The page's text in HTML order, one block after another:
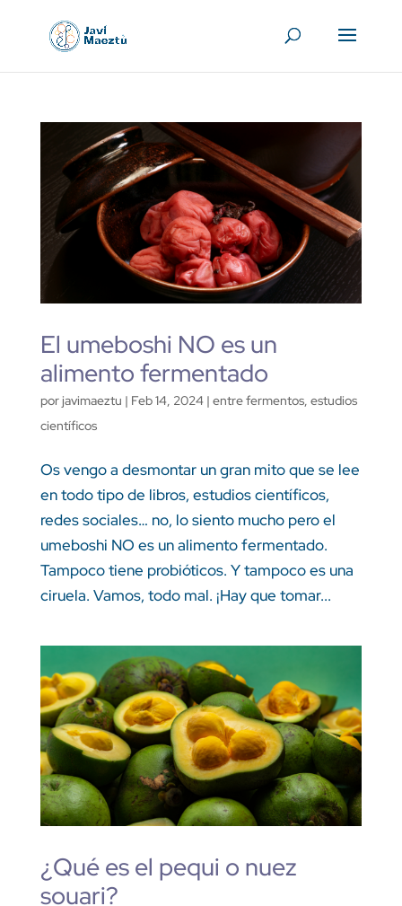
El umeboshi NO es un
alimento fermentado
por javimaeztu | Feb 14, 2024| entre fermentos, estudios
científicos
Os vengo a desmontar un gran mito que se lee
en todo tipo de libros, estudios científicos,
redes sociales… no, lo siento mucho pero el
umeboshi NO es un alimento fermentado.
Tampoco tiene probióticos. Y tampoco es una
ciruela. Vamos, todo mal. ¡Hay que tomar...
¿Qué es el pequi o nuez
souari?